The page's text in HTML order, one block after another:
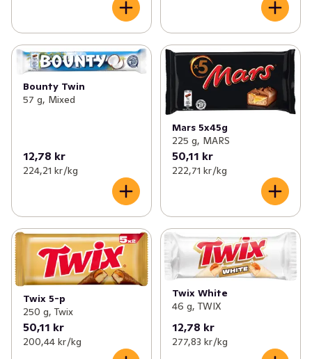
Bounty Twin
57 g, Mixed
12,78 kr
224,21 kr /kg
Mars 5x45g
225 g, MARS
50,11 kr
222,71 kr /kg
Twix 5-p
250 g, Twix
50,11 kr
200,44 kr /kg
Twix White
46 g, TWIX
12,78 kr
277,83 kr /kg